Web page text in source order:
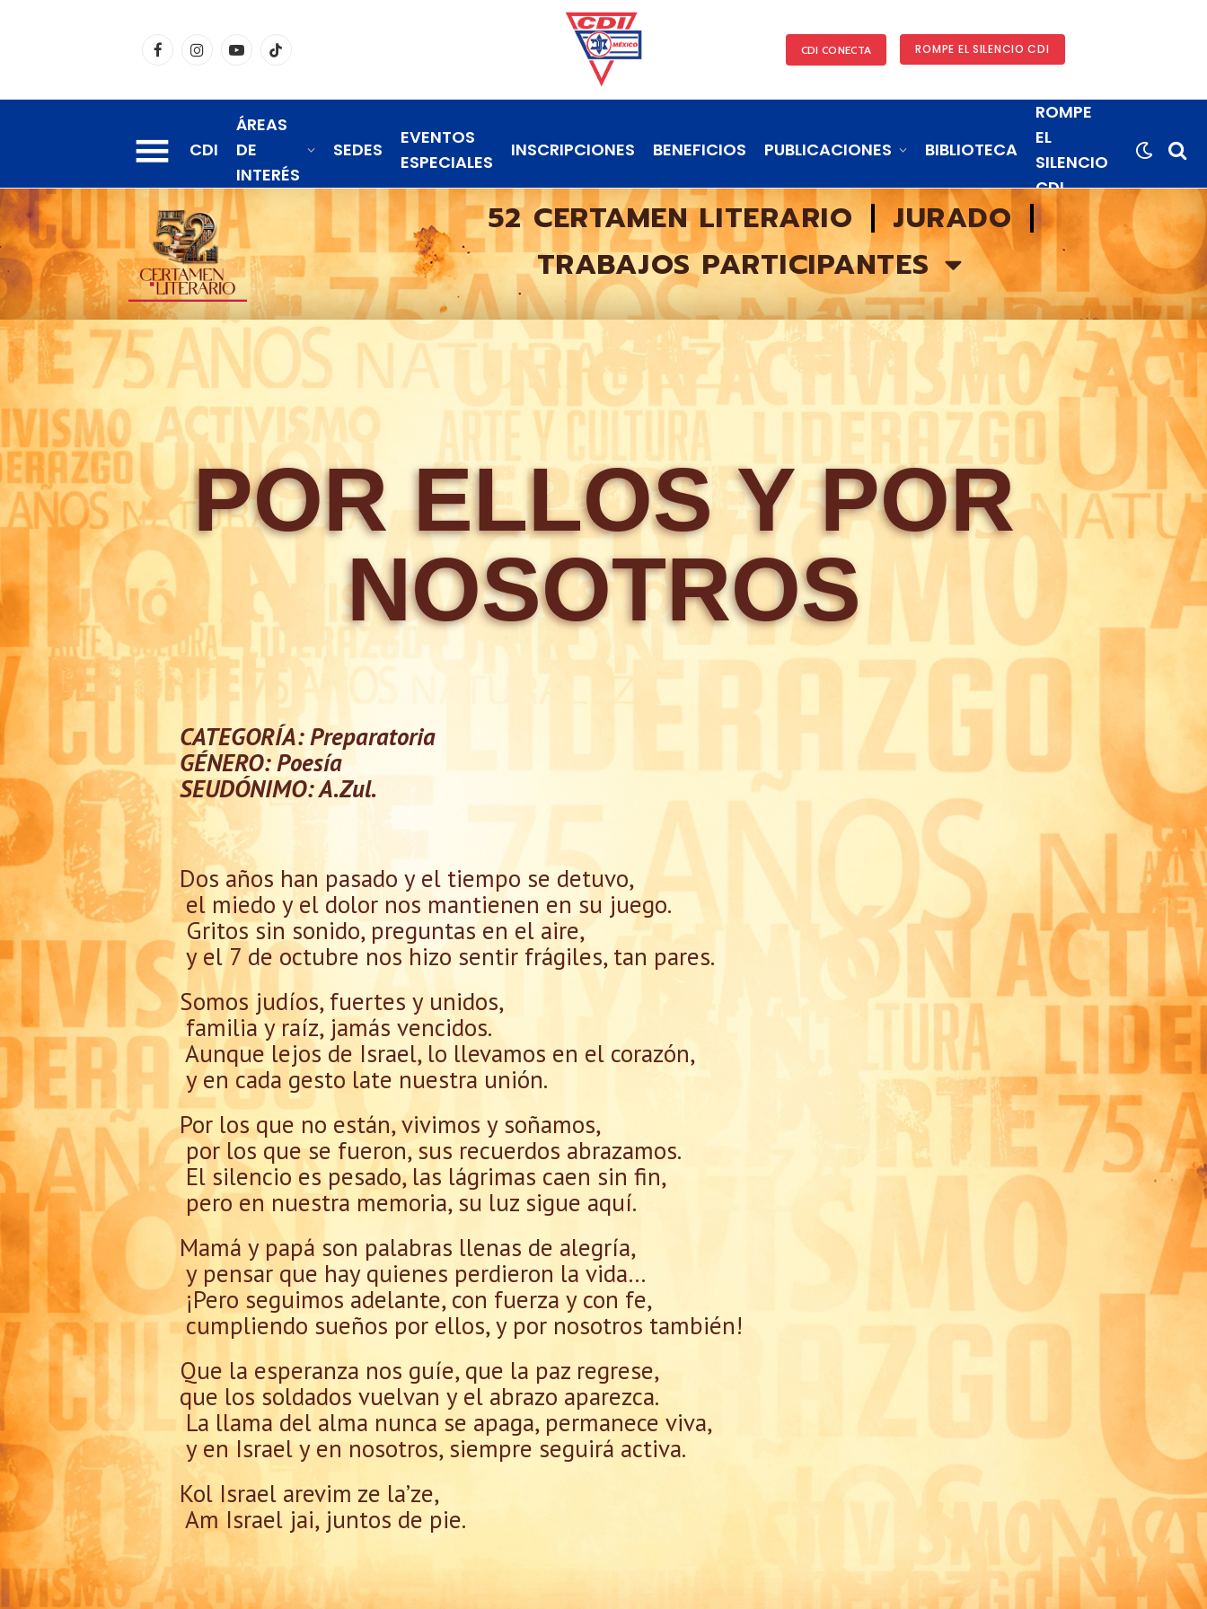
FacebookInstagramYouTubeTikTok CDI CONECTA ROMPE EL SILENCIO CDI
CDI
ÁREAS
DE
INTERÉS
SEDES
EVENTOS
ESPECIALES
INSCRIPCIONES BENEFICIOS PUBLICACIONES BIBLIOTECA
ROMPE
EL
SILENCIO
CDI
52 CERTAMEN LITERARIO
JURADO
TRABAJOS PARTICIPANTES
POR ELLOS Y POR
NOSOTROS
CATEGORÍA: Preparatoria
GÉNERO: Poesía
SEUDÓNIMO: A.Zul.
Dos años han pasado y el tiempo se detuvo,
el miedo y el dolor nos mantienen en su juego.
Gritos sin sonido, preguntas en el aire,
y el 7 de octubre nos hizo sentir frágiles, tan pares.
Somos judíos, fuertes y unidos,
familia y raíz, jamás vencidos.
Aunque lejos de Israel, lo llevamos en el corazón,
y en cada gesto late nuestra unión.
Por los que no están, vivimos y soñamos,
por los que se fueron, sus recuerdos abrazamos.
El silencio es pesado, las lágrimas caen sin fin,
pero en nuestra memoria, su luz sigue aquí.
Mamá y papá son palabras llenas de alegría,
y pensar que hay quienes perdieron la vida…
¡Pero seguimos adelante, con fuerza y con fe,
cumpliendo sueños por ellos, y por nosotros también!
Que la esperanza nos guíe, que la paz regrese,
que los soldados vuelvan y el abrazo aparezca.
La llama del alma nunca se apaga, permanece viva,
y en Israel y en nosotros, siempre seguirá activa.
Kol Israel arevim ze la’ze,
Am Israel jai, juntos de pie.